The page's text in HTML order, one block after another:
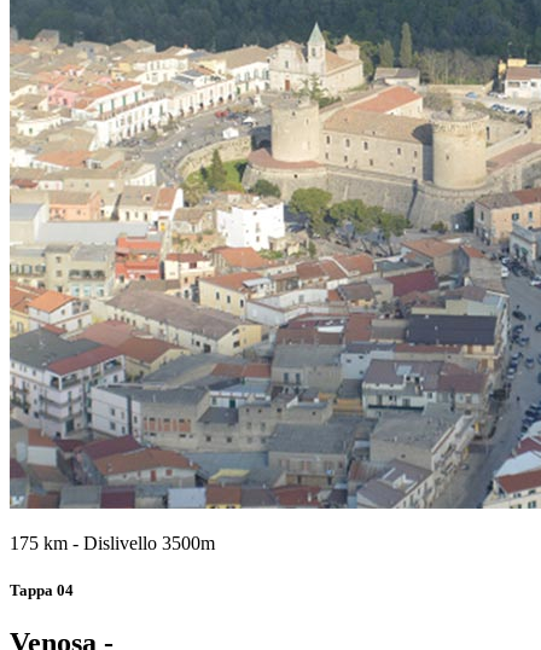
175 km - Dislivello 3500m
Tappa 04
Venosa -